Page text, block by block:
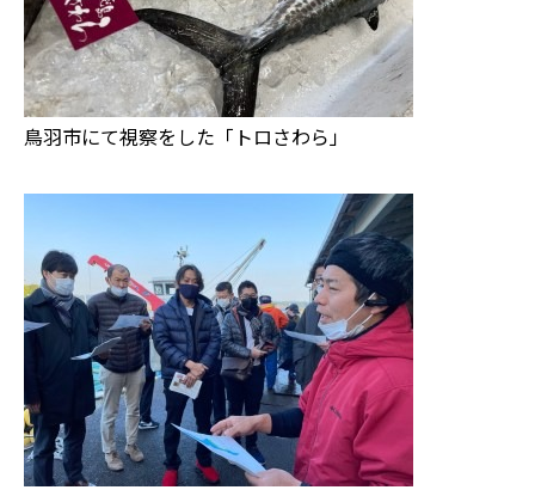
鳥羽市にて視察をした「トロさわら」